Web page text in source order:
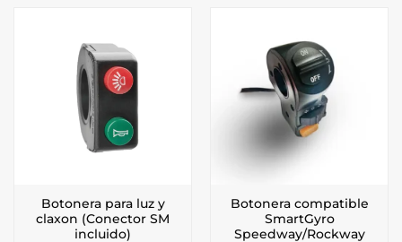
Botonera para luz y
claxon (Conector SM
incluido)
Botonera compatible
SmartGyro
Speedway/Rockway